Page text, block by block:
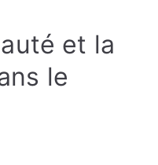
et la
le